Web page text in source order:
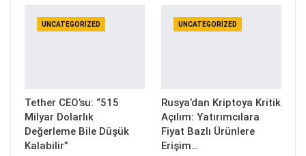
UNCATEGORIZED
Tether CEO’su: “515
Milyar Dolarlık
Değerleme Bile Düşük
Kalabilir”
UNCATEGORIZED
Rusya’dan Kriptoya Kritik
Açılım: Yatırımcılara
Fiyat Bazlı Ürünlere
Erişim…